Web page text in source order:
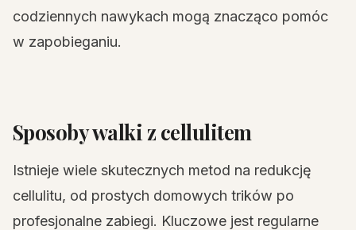
codziennych nawykach mogą znacząco pomóc
w zapobieganiu.
Sposoby walki z cellulitem
Istnieje wiele skutecznych metod na redukcję
cellulitu, od prostych domowych trików po
profesjonalne zabiegi. Kluczowe jest regularne